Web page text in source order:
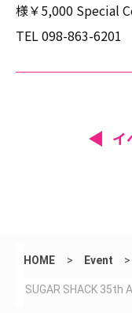
様￥5,000 Special
TEL 098-863-6201
イ
HOME > Event >
SUGAR SHACK